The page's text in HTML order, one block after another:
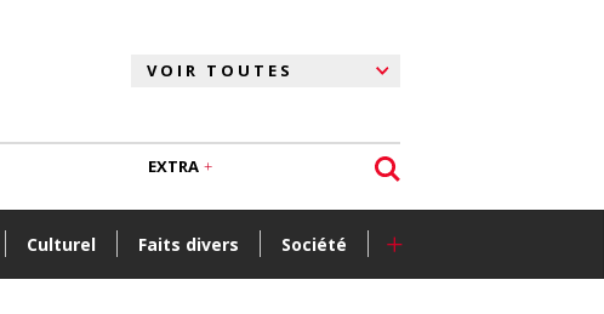
Culturel Faits divers Société +
EXTRA